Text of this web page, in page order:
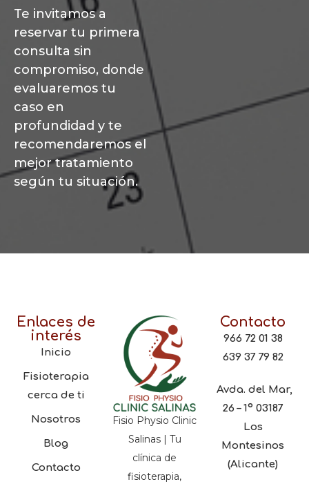
Te invitamos a
reservar tu primera
consulta sin
compromiso, donde
evaluaremos tu
caso en
profundidad y te
recomendaremos el
mejor tratamiento
según tu situación.
Enlaces de
interés
Inicio
Fisioterapia
cerca de ti
Nosotros
Blog
Contacto
Fisio Physio Clinic
Salinas | Tu
clínica de
fisioterapia,
Contacto
966 72 01 38
639 37 79 82
Avda. del Mar,
26 – 1º 03187
Los
Montesinos
(Alicante)